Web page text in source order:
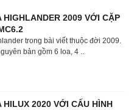
HIGHLANDER 2009 VỚI CẶP
trong bài viết thuộc đời 2009.
bản gồm 6 loa, 4 ..
HILUX 2020 VỚI CẤU HÌNH